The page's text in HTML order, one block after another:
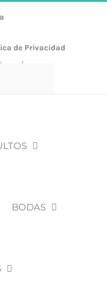
de Privacidad
BODAS